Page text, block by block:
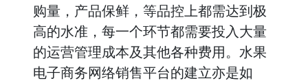
购量，产品保鲜，等品控上都需达到极
高的水准，每一个环节都需要投入大量
的运营管理成本及其他各种费用。水果
电子商务网络销售平台的建立亦是如